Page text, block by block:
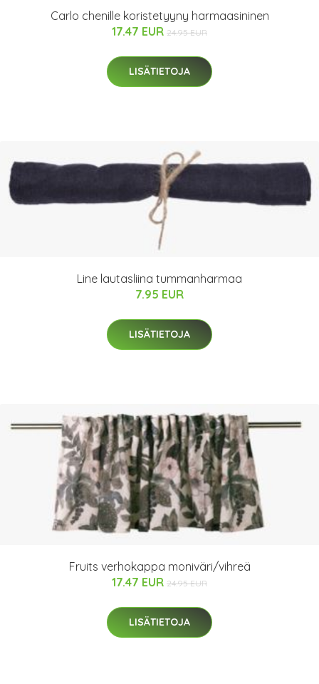
Carlo chenille koristetyyny harmaasininen
17.47 EUR 24.95 EUR
LISÄTIETOJA
Line lautasliina tummanharmaa
7.95 EUR
LISÄTIETOJA
Fruits verhokappa moniväri/vihreä
17.47 EUR 24.95 EUR
LISÄTIETOJA